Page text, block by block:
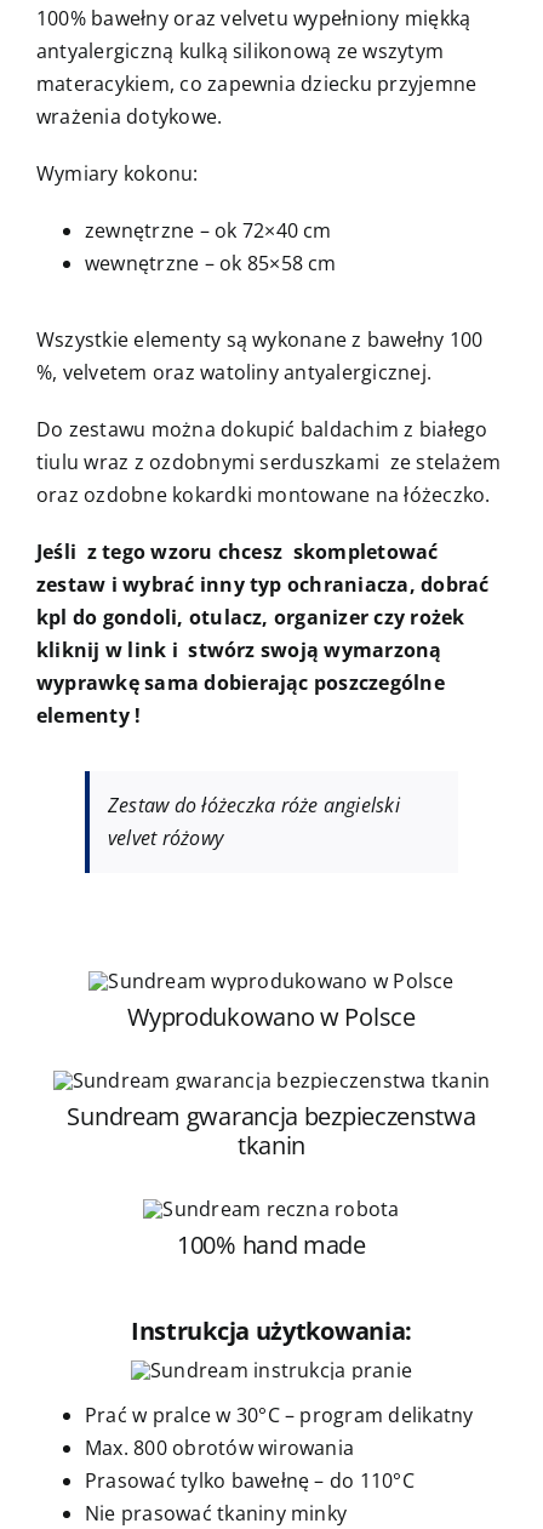
100% bawełny oraz velvetu wypełniony miękką
antyalergiczną kulką silikonową ze wszytym
materacykiem, co zapewnia dziecku przyjemne
wrażenia dotykowe.
Wymiary kokonu:
zewnętrzne – ok 72×40 cm
wewnętrzne – ok 85×58 cm
Wszystkie elementy są wykonane z bawełny 100
%, velvetem oraz watoliny antyalergicznej.
Do zestawu można dokupić baldachim z białego
tiulu wraz z ozdobnymi serduszkami ze stelażem
oraz ozdobne kokardki montowane na łóżeczko.
Jeśli z tego wzoru chcesz skompletować
zestaw i wybrać inny typ ochraniacza, dobrać
kpl do gondoli, otulacz, organizer czy rożek
kliknij w link i stwórz swoją wymarzoną
wyprawkę sama dobierając poszczególne
elementy !
Zestaw do łóżeczka róże angielski
velvet różowy
Wyprodukowano w Polsce
Sundream gwarancja bezpieczenstwa
tkanin
100% hand made
Instrukcja użytkowania:
Prać w pralce w 30°C – program delikatny
Max. 800 obrotów wirowania
Prasować tylko bawełnę – do 110°C
Nie prasować tkaniny minky